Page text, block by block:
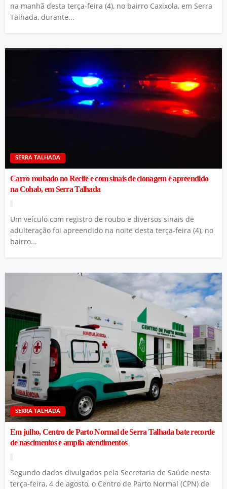
na manhã desta terça-feira (4), no bairro Caxixola, em Serra
Talhada, durante...
SERRA TALHADA
Carro roubado no Recife e com sinais de clonagem é apreendido
na Cohab, em Serra Talhada
Um veículo com registro de roubo e diversos sinais de
adulteração foi apreendido na noite desta terça-feira (4), no
bairro...
SERRA TALHADA
Em julho, Centro de Parto Normal de Serra Talhada bate recorde
de nascimentos e amplia atendimentos
Segundo dados divulgados pela Secretaria de Saúde nesta
terça-feira, 4 de agosto, o Centro de Parto Normal (CPN) de